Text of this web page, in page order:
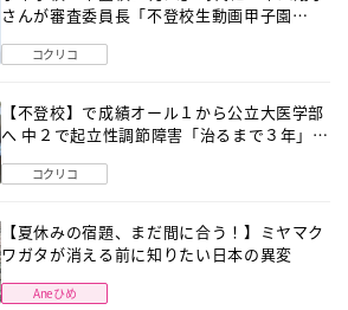
さんが審査委員長「不登校生動画甲子園
コクリコ
【不登校】で成績オール１から公立大医学部
へ 中２で起立性調節障害「治るまで３年」の
コクリコ
【夏休みの宿題、まだ間に合う！】ミヤマク
ワガタが消える前に知りたい日本の異変
Aneひめ